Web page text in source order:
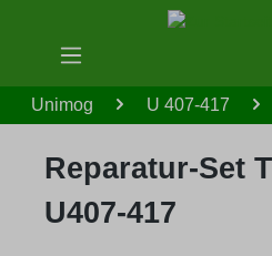
Zum Hauptinhalt springen
Unimog U 407-417
Reparatur-Set
U407-417